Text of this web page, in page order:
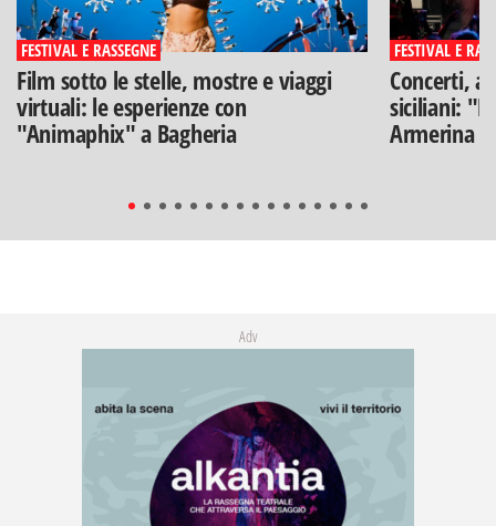
FESTIVAL E RASSEGNE
Film sotto le stelle, mostre e viaggi
virtuali: le esperienze con
"Animaphix" a Bagheria
FESTIVAL E
Concerti,
siciliani:
Armerina
Adv